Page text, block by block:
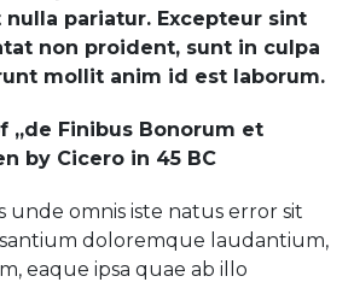
pariatur. Excepteur sint
non proident, sunt in culpa
mollit anim id est laborum.
„de Finibus Bonorum et
by Cicero in 45 BC
unde omnis iste natus error sit
doloremque laudantium,
eaque ipsa quae ab illo